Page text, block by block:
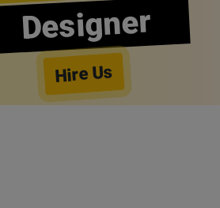
Designer
Hire Us